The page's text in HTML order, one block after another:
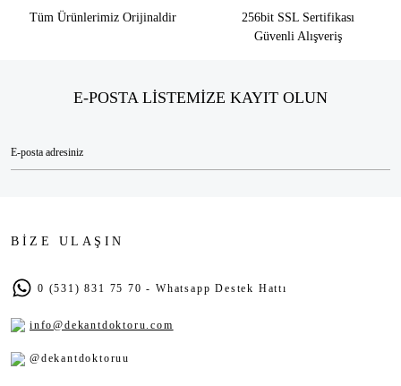
Tüm Ürünlerimiz Orijinaldir
256bit SSL Sertifikası
Güvenli Alışveriş
E-POSTA LİSTEMİZE KAYIT OLUN
BİZE ULAŞIN
0 (531) 831 75 70 - Whatsapp Destek Hattı
info@dekantdoktoru.com
@dekantdoktoruu